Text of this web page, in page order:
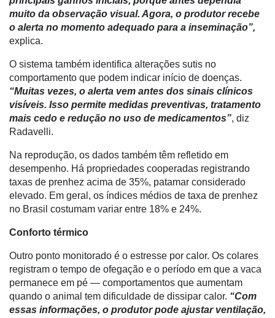
Software
Empresarial
para
Recursos
Hídricos
Membros
Netrin
Néctar
Tecprime
Agro
Lean
Consulting
Manager
ONE
muito da observação visual. Agora, o produtor recebe
o alerta no momento adequado para a inseminação”,
explica.
O sistema também identifica alterações sutis no
comportamento que podem indicar início de doenças.
“Muitas vezes, o alerta vem antes dos sinais clínicos
visíveis. Isso permite medidas preventivas, tratamento
mais cedo e redução no uso de medicamentos”, diz
Radavelli.
Na reprodução, os dados também têm refletido em
desempenho. Há propriedades cooperadas registrando
taxas de prenhez acima de 35%, patamar considerado
elevado. Em geral, os índices médios de taxa de prenhez
no Brasil costumam variar entre 18% e 24%.
Conforto térmico
Outro ponto monitorado é o estresse por calor. Os colares
registram o tempo de ofegação e o período em que a vaca
permanece em pé — comportamentos que aumentam
quando o animal tem dificuldade de dissipar calor. “Com
essas informações, o produtor pode ajustar ventilação,